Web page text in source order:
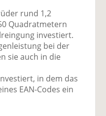
rund 1,2
Quadratmetern
investiert.
bei der
sie auch in die
in dem das
EAN-Codes ein